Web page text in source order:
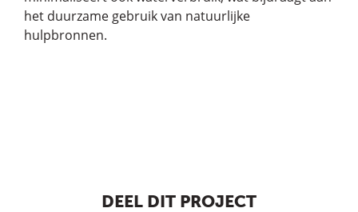
het duurzame gebruik van natuurlijke
hulpbronnen.
DEEL DIT PROJECT